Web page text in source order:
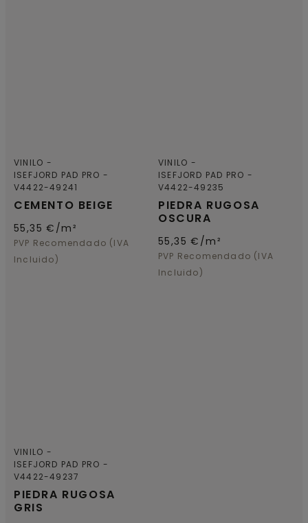
CEMENTO BEIGE
VINILO
ISEFJORD PAD PRO
V4422-49241
55,35€/m²
PVP Recomendado (IVA
Incluido)
PIEDRA RUGOSA
OSCURA
VINILO
ISEFJORD PAD PRO
V4422-49235
55,35€/m²
PVP Recomendado (IVA
Incluido)
PIEDRA RUGOSA
GRIS
VINILO
ISEFJORD PAD PRO
V4422-49237